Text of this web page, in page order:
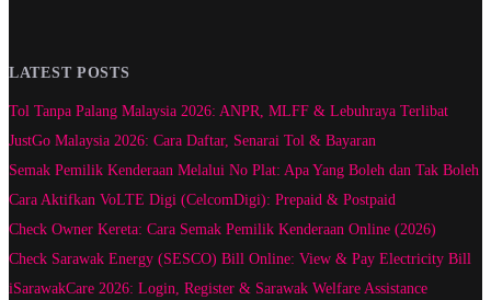
LATEST POSTS
Tol Tanpa Palang Malaysia 2026: ANPR, MLFF & Lebuhraya Terlibat
JustGo Malaysia 2026: Cara Daftar, Senarai Tol & Bayaran
Semak Pemilik Kenderaan Melalui No Plat: Apa Yang Boleh dan Tak Boleh
Cara Aktifkan VoLTE Digi (CelcomDigi): Prepaid & Postpaid
Check Owner Kereta: Cara Semak Pemilik Kenderaan Online (2026)
Check Sarawak Energy (SESCO) Bill Online: View & Pay Electricity Bill
iSarawakCare 2026: Login, Register & Sarawak Welfare Assistance